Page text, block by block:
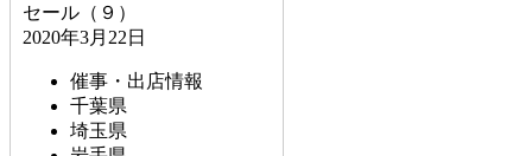
セール（９）
2020年3月22日
催事・出店情報
千葉県
埼玉県